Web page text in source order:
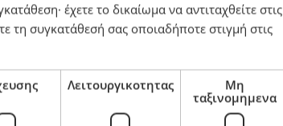
έχετε το δικαίωμα να αντιταχθείτε στις
τη συγκατάθεσή σας οποιαδήποτε στιγμή στις
Λειτουργικοτητας
Μη
ταξινομημενα